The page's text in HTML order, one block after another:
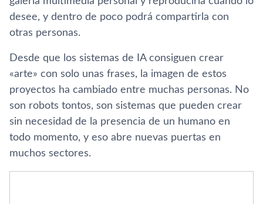
desee, y dentro de poco podrá compartirla con
otras personas.
Desde que los sistemas de IA consiguen crear
«arte» con solo unas frases, la imagen de estos
proyectos ha cambiado entre muchas personas. No
son robots tontos, son sistemas que pueden crear
sin necesidad de la presencia de un humano en
todo momento, y eso abre nuevas puertas en
muchos sectores.